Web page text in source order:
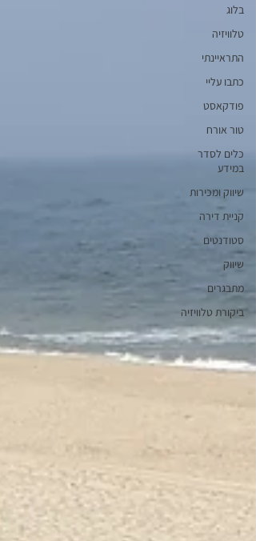
בלוג
טלוויזיה
התראיינתי
כתבו עליי
פודקאסט
טור אורח
כלים לסדר
במידע
שיווק ומכירות
קניית דירה
סטודנטים
שיווק
מתבגרים
ביקורת טלוויזיה